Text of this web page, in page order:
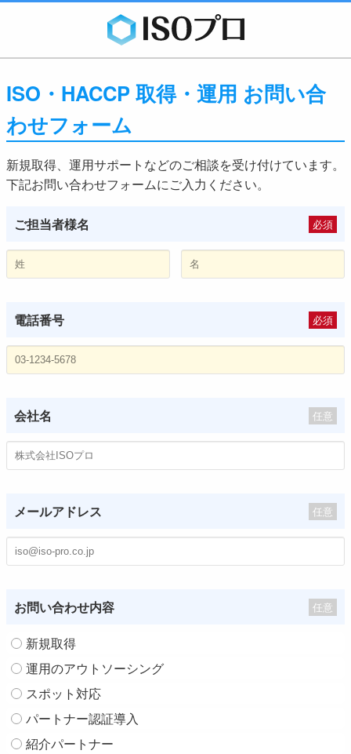
ISO・HACCP 取得・運用 お問い合
わせフォーム
新規取得、運用サポートなどのご相談を受け付けています。
下記お問い合わせフォームにご入力ください。
ご担当者様名 必須
電話番号 必須
会社名 任意
メールアドレス 任意
お問い合わせ内容 任意
新規取得
運用のアウトソーシング
スポット対応
パートナー認証導入
紹介パートナー